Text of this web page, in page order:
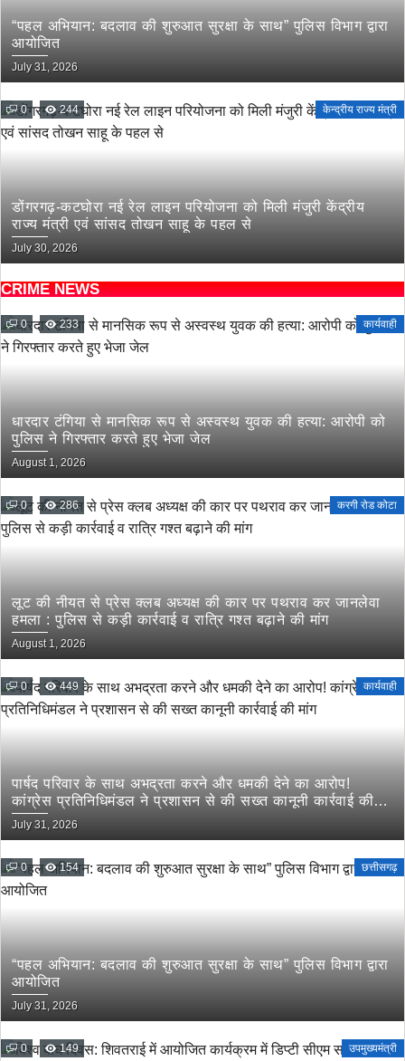
“पहल अभियान: बदलाव की शुरुआत सुरक्षा के साथ” पुलिस विभाग द्वारा
आयोजित
July 31, 2026
0 244 केन्द्रीय राज्य मंत्री
डोंगरगढ़-कटघोरा नई रेल लाइन परियोजना को मिली मंजुरी केंद्रीय
राज्य मंत्री एवं सांसद तोखन साहू के पहल से
July 30, 2026
CRIME NEWS
0 233 कार्यवाही
धारदार टंगिया से मानसिक रूप से अस्वस्थ युवक की हत्या: आरोपी को
पुलिस ने गिरफ्तार करते हुए भेजा जेल
August 1, 2026
0 286 करगी रोड कोटा
लूट की नीयत से प्रेस क्लब अध्यक्ष की कार पर पथराव कर जानलेवा
हमला : पुलिस से कड़ी कार्रवाई व रात्रि गश्त बढ़ाने की मांग
August 1, 2026
0 449 कार्यवाही
पार्षद परिवार के साथ अभद्रता करने और धमकी देने का आरोप!
कांग्रेस प्रतिनिधिमंडल ने प्रशासन से की सख्त कानूनी कार्रवाई की
मांग
July 31, 2026
0 154 छत्तीसगढ़
“पहल अभियान: बदलाव की शुरुआत सुरक्षा के साथ” पुलिस विभाग द्वारा
आयोजित
July 31, 2026
0 149 उपमुख्यमंत्री